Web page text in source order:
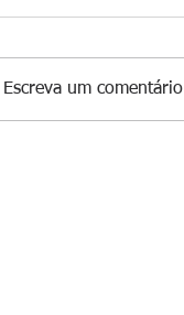
Escreva um comentário